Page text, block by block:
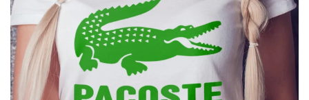
Tricouri Diverse
Tricouri Azi esti Tanar si maine...
Tricouri Motivationale
Tricouri Mamici
Tricouri Pensionari